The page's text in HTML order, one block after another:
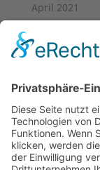
April 2021
Februar 2021
Dezember
November
Oktober 2020
September